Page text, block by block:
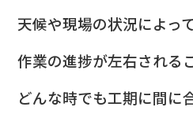
天候や現場の状況によっ
作業の進捗が左右される
どんな時でも工期に間に